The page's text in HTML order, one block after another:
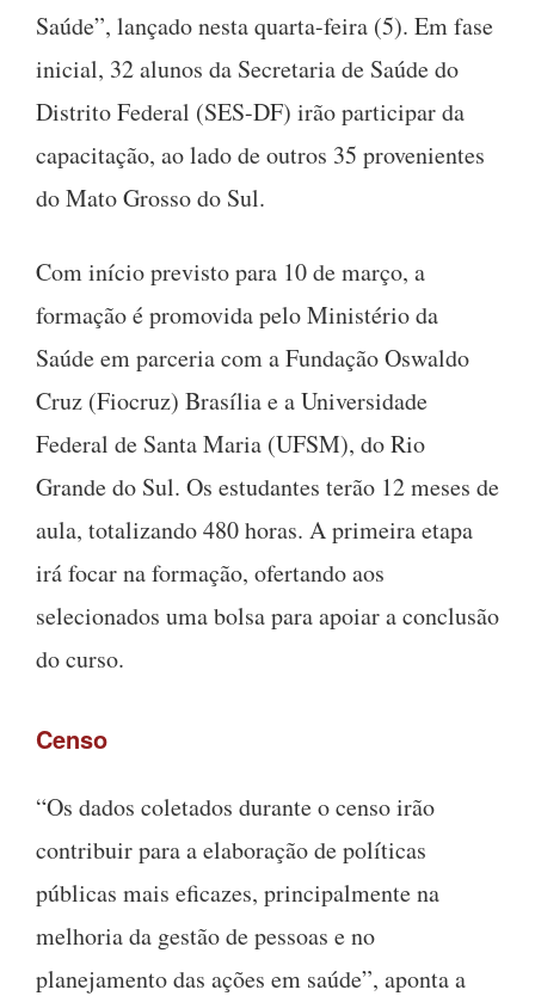
Saúde”, lançado nesta quarta-feira (5). Em fase
inicial, 32 alunos da Secretaria de Saúde do
Distrito Federal (SES-DF) irão participar da
capacitação, ao lado de outros 35 provenientes
do Mato Grosso do Sul.
Com início previsto para 10 de março, a
formação é promovida pelo Ministério da
Saúde em parceria com a Fundação Oswaldo
Cruz (Fiocruz) Brasília e a Universidade
Federal de Santa Maria (UFSM), do Rio
Grande do Sul. Os estudantes terão 12 meses de
aula, totalizando 480 horas. A primeira etapa
irá focar na formação, ofertando aos
selecionados uma bolsa para apoiar a conclusão
do curso.
Censo
“Os dados coletados durante o censo irão
contribuir para a elaboração de políticas
públicas mais eficazes, principalmente na
melhoria da gestão de pessoas e no
planejamento das ações em saúde”, aponta a